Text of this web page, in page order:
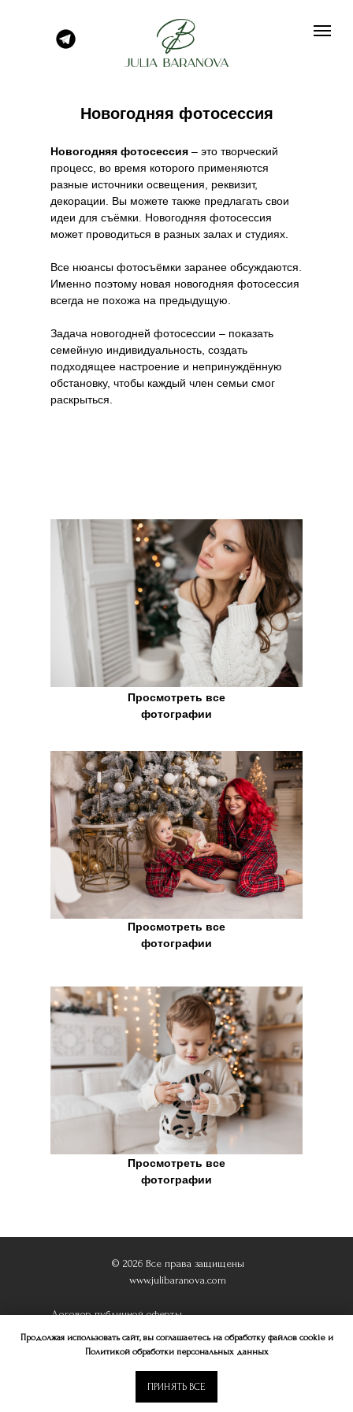
Новогодняя фотосессия – это творческий
процесс, во время которого применяются
разные источники освещения, реквизит,
декорации. Вы можете также предлагать свои
идеи для съёмки. Новогодняя фотосессия
может проводиться в разных залах и студиях.
Все нюансы фотосъёмки заранее обсуждаются.
Именно поэтому новая новогодняя фотосессия
всегда не похожа на предыдущую.
Задача новогодней фотосессии – показать
семейную индивидуальность, создать
подходящее настроение и непринуждённую
обстановку, чтобы каждый член семьи смог
раскрыться.
Новогодняя фотосессия
Просмотреть все
фотографии
Просмотреть все
фотографии
Просмотреть все
фотографии
Договор публичной оферты
Политика обработки персональных данных
© 2026 Все права защищены
www.julibaranova.com
Продолжая использовать сайт, вы соглашаетесь на обработку файлов cookie и
Политикой обработки персональных данных
ПРИНЯТЬ ВСЕ
Made on Tilda